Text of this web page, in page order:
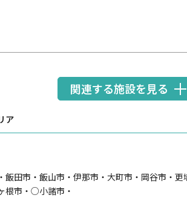
関連する施設を見る
ア
飯田市・飯山市・伊那市・大町市・岡谷市・更
根市・○小諸市・